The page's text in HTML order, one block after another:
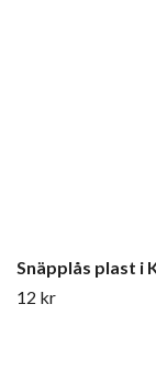
Snäpplås plast i
12 kr